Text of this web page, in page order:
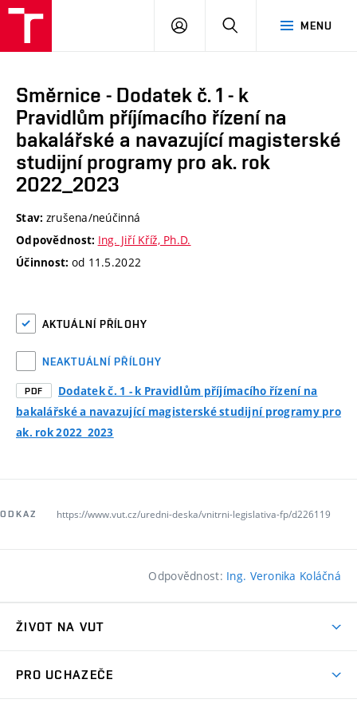
MENU
PŘIHLÁSIT
Směrnice - Dodatek č. 1 - k
Pravidlům příjímacího řízení na
bakalářské a navazující magisterské
studijní programy pro ak. rok
2022_2023
Stav: zrušena/neúčinná
Odpovědnost: Ing. Jiří Kříž, Ph.D.
Účinnost: od 11.5.2022
AKTUÁLNÍ PŘÍLOHY
NEAKTUÁLNÍ PŘÍLOHY
PDF
Dodatek č. 1 - k Pravidlům příjímacího řízení na
bakalářské a navazující magisterské studijní programy pro
ak. rok 2022_2023
ODKAZ https://www.vut.cz/uredni-deska/vnitrni-legislativa-fp/d226119
Odpovědnost: Ing. Veronika Koláčná
ŽIVOT NA VUT
PRO UCHAZEČE